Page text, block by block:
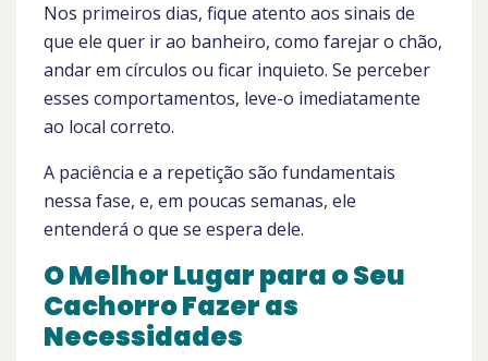
Nos primeiros dias, fique atento aos sinais de
que ele quer ir ao banheiro, como farejar o chão,
andar em círculos ou ficar inquieto. Se perceber
esses comportamentos, leve-o imediatamente
ao local correto.
A paciência e a repetição são fundamentais
nessa fase, e, em poucas semanas, ele
entenderá o que se espera dele.
O Melhor Lugar para o Seu
Cachorro Fazer as
Necessidades